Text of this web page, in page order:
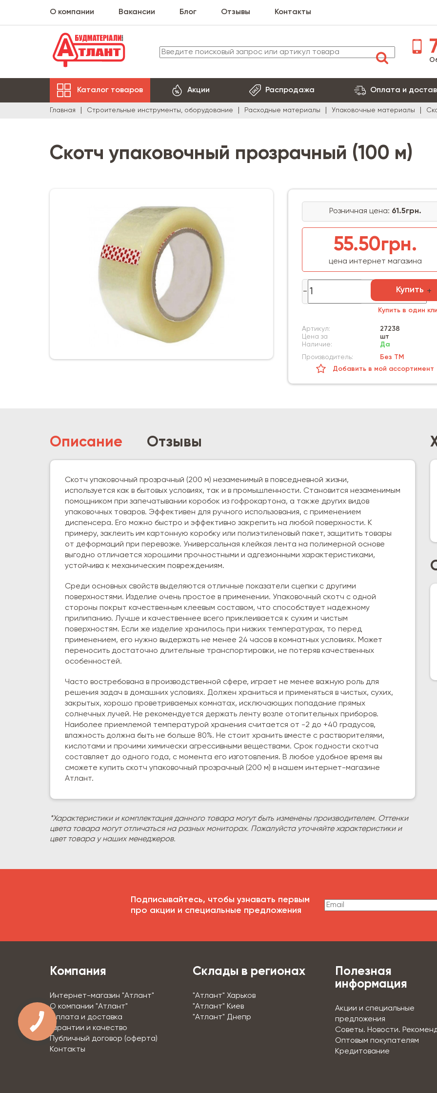
О компании Вакансии Блог Отзывы Контакты
Каталог товаров Акции Распродажа Оплата и
Главная Строительные инструменты, оборудование Расходные материалы Упаковочные материалы
Скотч упаковочный прозрачный (100 м)
Розничная цена: 61.5грн.
55.50грн.
цена интернет магазина
Купить
Купить в один
Артикул:
27238
Цена за
шт
Наличие:
Да
Производитель:
Без ТМ
Добавить в мой ассортимент
Описание Отзывы
Скотч упаковочный прозрачный (200 м) незаменимый в повседневной жизни,
используется как в бытовых условиях, так и в промышленности. Становится незаменимым
помощником при запечатывании коробок из гофрокартона, а также других видов
упаковочных товаров. Эффективен для ручного использования, с применением
диспенсера. Его можно быстро и эффективно закрепить на любой поверхности. К
примеру, заклеить им картонную коробку или полиэтиленовый пакет, защитить товары
от деформаций при перевозке. Универсальная клейкая лента на полимерной основе
выгодно отличается хорошими прочностными и адгезионными характеристиками,
устойчива к механическим повреждениям.
Среди основных свойств выделяются отличные показатели сцепки с другими
поверхностями. Изделие очень простое в применении. Упаковочный скотч с одной
стороны покрыт качественным клеевым составом, что способствует надежному
прилипанию. Лучше и качественнее всего приклеивается к сухим и чистым
поверхностям. Если же изделие хранилось при низких температурах, то перед
применением, его нужно выдержать не менее 24 часов в комнатных условиях. Может
переносить достаточно длительные транспортировки, не потеряв качественных
особенностей.
Часто востребована в производственной сфере, играет не менее важную роль для
решения задач в домашних условиях. Должен храниться и применяться в чистых, сухих,
закрытых, хорошо проветриваемых комнатах, исключающих попадание прямых
солнечных лучей. Не рекомендуется держать ленту возле отопительных приборов.
Наиболее приемлемой температурой хранения считается от -2 до +40 градусов,
влажность должна быть не больше 80%. Не стоит хранить вместе с растворителями,
кислотами и прочими химически агрессивными веществами. Срок годности скотча
составляет до одного года, с момента его изготовления. В любое удобное время вы
сможете купить скотч упаковочный прозрачный (200 м) в нашем интернет-магазине
Атлант.
*Характеристики и комплектация данного товара могут быть изменены производителем. Оттенки
цвета товара могут отличаться на разных мониторах. Пожалуйста уточняйте характеристики и
цвет товара у наших менеджеров.
Подписывайтесь, чтобы узнавать первым
про акции и специальные предложения
Компания
Интернет-магазин "Атлант"
О компании "Атлант"
Оплата и доставка
Гарантии и качество
Публичный договор (оферта)
Контакты
Склады в регионах
"Атлант" Харьков
"Атлант" Киев
"Атлант" Днепр
Полезная
информация
Акции и специальные
предложения
Советы. Новости.
Оптовым покупателям
Кредитование